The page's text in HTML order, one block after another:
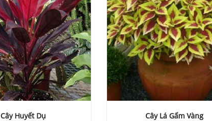
Cây Huyết Dụ
Cây Lá Gấm Vàng